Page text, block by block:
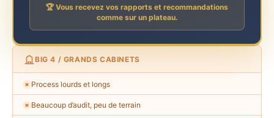
🏆 Vous recevez vos rapports et recommandations
comme sur un plateau.
BIG 4 / GRANDS CABINETS
✗ Process lourds et longs
✗ Beaucoup d’audit, peu de terrain